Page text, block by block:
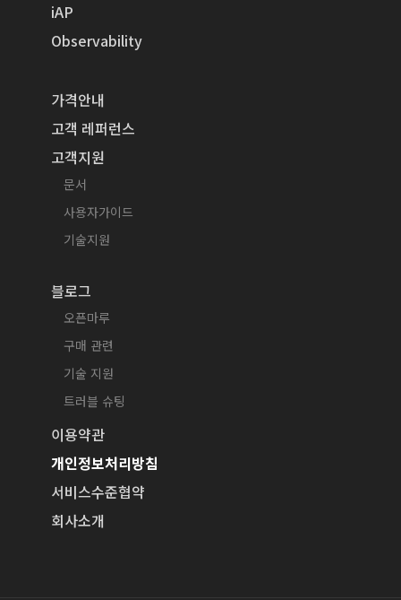
iAP
Observability
가격안내
고객 레퍼런스
고객지원
문서
사용자가이드
기술지원
블로그
오픈마루
구매 관련
기술 지원
트러블 슈팅
이용약관
개인정보처리방침
서비스수준협약
회사소개